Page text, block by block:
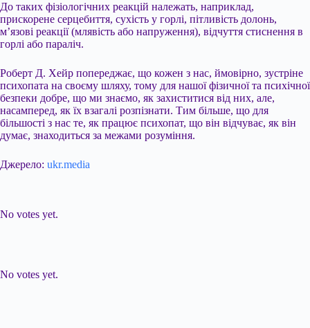
До таких фізіологічних реакцій належать, наприклад,
прискорене серцебиття, сухість у горлі, пітливість долонь,
м’язові реакції (млявість або напруження), відчуття стиснення в
горлі або параліч.
Роберт Д. Хейр попереджає, що кожен з нас, ймовірно, зустріне
психопата на своєму шляху, тому для нашої фізичної та психічної
безпеки добре, що ми знаємо, як захиститися від них, але,
насамперед, як їх взагалі розпізнати. Тим більше, що для
більшості з нас те, як працює психопат, що він відчуває, як він
думає, знаходиться за межами розуміння.
Джерело: ukr.media
No votes yet.
No votes yet.